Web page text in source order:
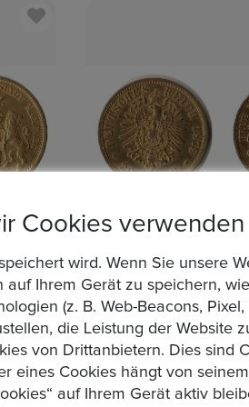
1 Day
DEUTSCHES
Wilhelm II., 1888-1918. 20
Gr. Feingold
Startpreis : 1,00 €
Alle Gebote
: 0
Cookies verwenden
wird. Wenn Sie unsere
auf Ihrem Gerät zu speichern,
(z. B. Web-Beacons,
die Leistung der Website
von Drittanbietern. Dies sind
eines Cookies hängt von
auf Ihrem Gerät aktiv